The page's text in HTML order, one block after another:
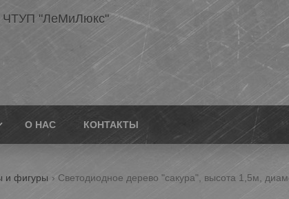
ЧТУП "ЛеМиЛюкс"
О НАС КОНТАКТЫ
и фигуры Светодиодное дерево "сакура", высота 1,5м,